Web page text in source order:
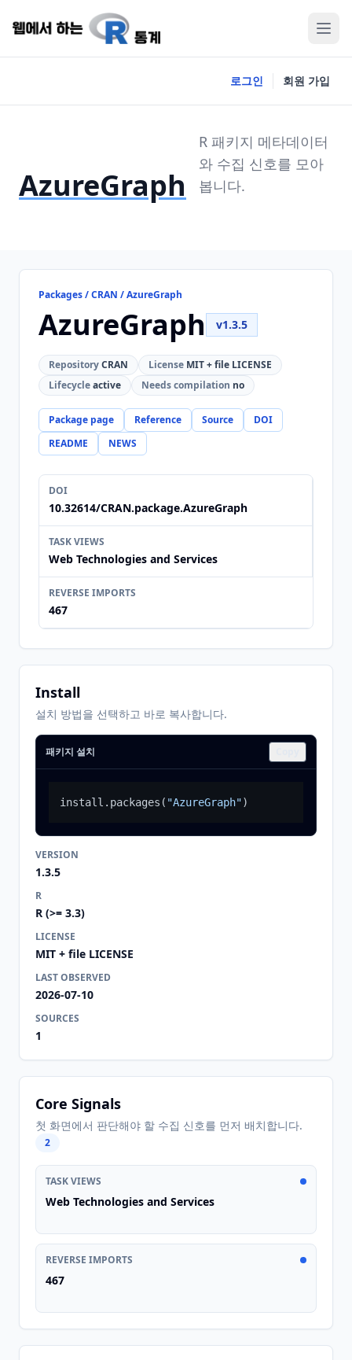
로그인 회원 가입
AzureGraph
R 패키지 메타데이터
와 수집 신호를 모아
봅니다.
Packages / CRAN / AzureGraph
AzureGraph v1.3.5
RepositoryCRAN License MIT + file LICENSE
Lifecycleactive Needs compilation no
Package page Reference Source
DOI
README
NEWS
DOI
10.32614/CRAN.package.AzureGraph
TASK VIEWS
Web Technologies and Services
REVERSE IMPORTS
467
Install
설치 방법을 선택하고 바로 복사합니다.
패키지 설치
install.packages ( "AzureGraph")
VERSION
1.3.5
R
R (>= 3.3)
LICENSE
MIT + file LICENSE
LAST OBSERVED
2026-07-10
SOURCES
1
Core Signals
첫 화면에서 판단해야 할 수집 신호를 먼저 배치합니다.
2
TASK VIEWS
Web Technologies and Services
REVERSE IMPORTS
467